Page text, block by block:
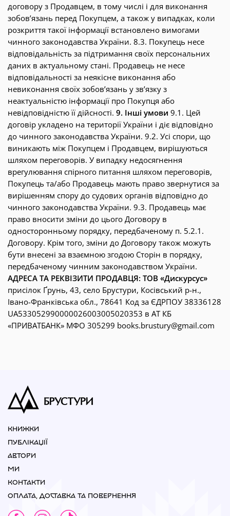
договору з Продавцем, в тому числі і для виконання
зобов’язань перед Покупцем, а також у випадках, коли
розкриття такої інформації встановлено вимогами
чинного законодавства України. 8.3. Покупець несе
відповідальність за підтримання своїх персональних
даних в актуальному стані. Продавець не несе
відповідальності за неякісне виконання або
невиконання своїх зобов’язань у зв’язку з
неактуальністю інформації про Покупця або
невідповідністю її дійсності. 9. Інші умови 9.1. Цей
договір укладено на території України і діє відповідно
до чинного законодавства України. 9.2. Усі спори, що
виникають між Покупцем і Продавцем, вирішуються
шляхом переговорів. У випадку недосягнення
врегулювання спірного питання шляхом переговорів,
Покупець та/або Продавець мають право звернутися за
вирішенням спору до судових органів відповідно до
чинного законодавства України. 9.3. Продавець має
право вносити зміни до цього Договору в
односторонньому порядку, передбаченому п. 5.2.1.
Договору. Крім того, зміни до Договору також можуть
бути внесені за взаємною згодою Сторін в порядку,
передбаченому чинним законодавством України.
АДРЕСА ТА РЕКВІЗИТИ ПРОДАВЦЯ: ТОВ «Дискурсус»
присілок Ґрунь, 43, село Брустури, Косівський р-н.,
Івано-Франківська обл., 78641 Код за ЄДРПОУ 38336128
UA533052990000026003005020353 в АТ КБ
«ПРИВАТБАНК» МФО 305299 books.brustury@gmail.com
КНИЖКИ
ПУБЛІКАЦІЇ
АВТОРИ
МИ
КОНТАКТИ
ОПЛАТА, ДОСТАВКА ТА ПОВЕРНЕННЯ